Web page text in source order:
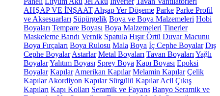
AHŞAP VE İNŞAAT Ahşap Yer Döşeme Parke Parke Profil
ve Aksesuarları Süpürgelik Boya ve Boya Malzemeleri Hobi
Boyaları Tempare Boyası Boya Malzemeleri Tinerler
Maskeleme Bandı Vernik Spatula Hışır Örtü Duvar Macunu
Boya Fırçaları Boya Rulosu Mala Boya İç Cephe Boyalar Dış
Cephe Boyalar Astarlar Metal Boyaları Tavan Boyaları Yağlı
BoyalarYalıtım Boyası Sprey Boya Kapı Boyası Epoksi
Boyalar Kapılar Amerikan Kapılar Melamin Kapılar Çelik
Kapılar Akordiyon Kapılar Sürgülü Kapılar Acil Çıkış
Kapıları Kapı Kolları Seramik ve Fayans Banyo Seramik ve